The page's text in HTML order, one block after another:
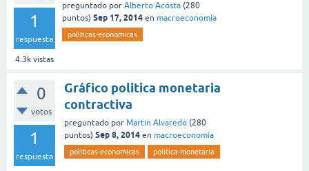
1
respuesta
4.3k vistas
preguntado por Alberto Acosta (280
puntos) Sep 17, 2014 en macroeconomía
politicas-economicas
0
votos
1
respuesta
Gráfico politica monetaria
contractiva
preguntado por Martin Alvaredo (280
puntos) Sep 8, 2014 en macroeconomía
politicas-economicas politica-monetaria